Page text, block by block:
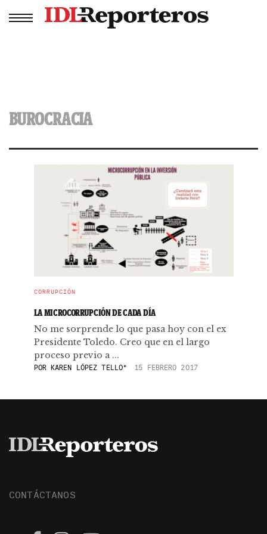
BUROCRACIA
CORRUPCIÓN
LA MICROCORRUPCIÓN DE CADA DÍA
No me sorprende lo que pasa hoy con el ex
Presidente Toledo. Creo que en el largo
proceso previo a ...
PORKAREN LÓPEZ TELLO* 15 FEBRERO 2017
CONTÁCTANOS